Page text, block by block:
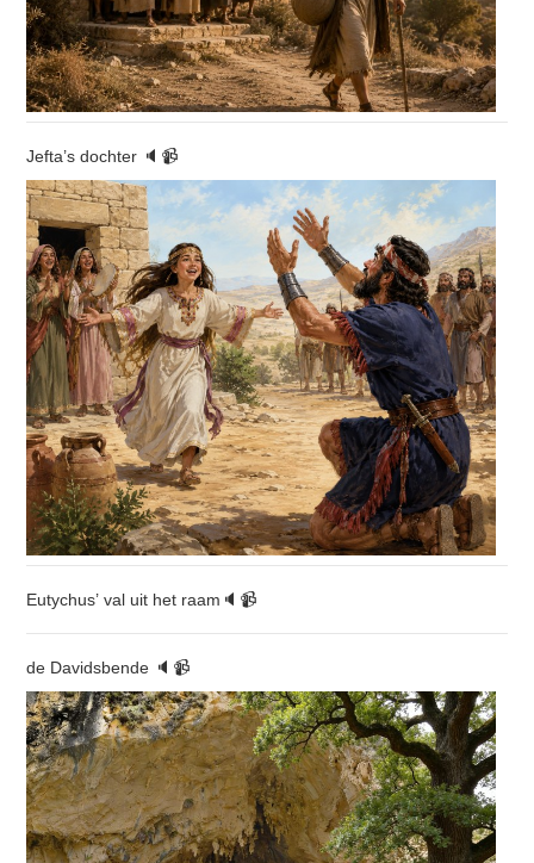
Jefta’s dochter 🔈📹
Eutychus’ val uit het raam🔈📹
de Davidsbende 🔈📹